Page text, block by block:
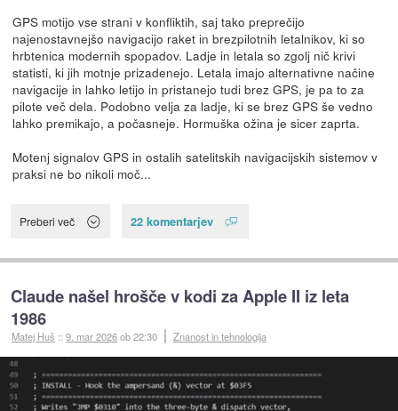
GPS motijo vse strani v konfliktih, saj tako preprečijo
najenostavnejšo navigacijo raket in brezpilotnih letalnikov, ki so
hrbtenica modernih spopadov. Ladje in letala so zgolj nič krivi
statisti, ki jih motnje prizadenejo. Letala imajo alternativne načine
navigacije in lahko letijo in pristanejo tudi brez GPS, je pa to za
pilote več dela. Podobno velja za ladje, ki se brez GPS še vedno
lahko premikajo, a počasneje. Hormuška ožina je sicer zaprta.
Motenj signalov GPS in ostalih satelitskih navigacijskih sistemov v
praksi ne bo nikoli moč...
Preberi več 22 komentarjev
Claude našel hrošče v kodi za Apple II iz leta
1986
Matej Huš ::9. mar 2026ob 22:30 Znanost in tehnologija